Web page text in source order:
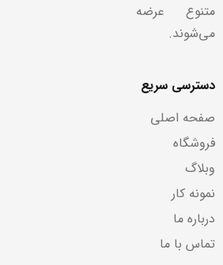
متنوع عرضه
می‌شوند.
دسترسی سریع
صفحه اصلی
فروشگاه
وبلاگ
نمونه کار
درباره ما
تماس با ما